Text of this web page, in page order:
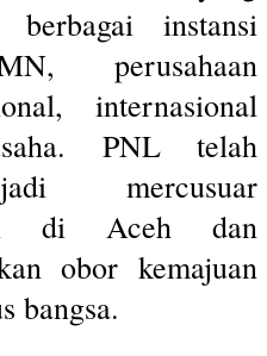
instansi
perusahaan
internasional
PNL telah
mercusuar
di Aceh dan
obor kemajuan
bangsa.